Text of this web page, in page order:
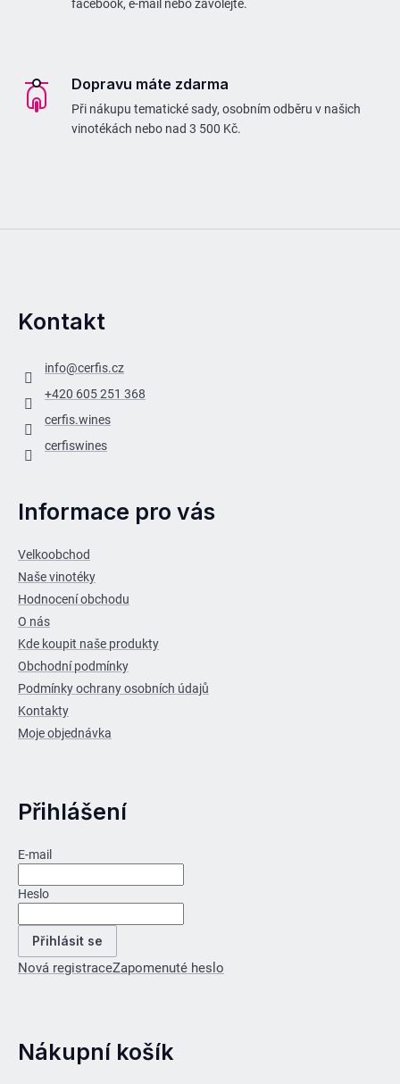
facebook, e-mail nebo zavolejte.
Dopravu máte zdarma
Při nákupu tematické sady, osobním odběru v našich
vinotékách nebo nad 3 500 Kč.
Kontakt
info@cerfis.cz
+420 605 251 368
cerfis.wines
cerfiswines
Informace pro vás
Velkoobchod
Naše vinotéky
Hodnocení obchodu
O nás
Kde koupit naše produkty
Obchodní podmínky
Podmínky ochrany osobních údajů
Kontakty
Moje objednávka
Přihlášení
E-mail
Heslo
Přihlásit se
Nová registraceZapomenuté heslo
Nákupní košík